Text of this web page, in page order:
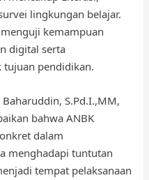
lingkungan belajar.
kemampuan
digital serta
pendidikan.
S.Pd.I.,MM,
bahwa ANBK
dalam
menghadapi tuntutan
tempat pelaksanaan